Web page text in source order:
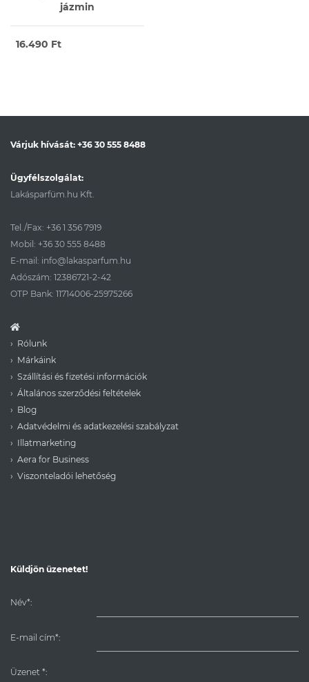
jázmin
16.490 Ft
Várjuk hívását: +36 30 555 8488
Ügyfélszolgálat:
Lakásparfüm.hu Kft.
Tel./Fax: +36 1 356 7919
Mobil: +36 30 555 8488
E-mail: info@lakasparfum.hu
Adószám: 12386721-2-42
OTP Bank: 11714006-25975266
Rólunk
Márkáink
Szállítási és fizetési információk
Általános szerződési feltételek
Blog
Adatvédelmi és adatkezelési szabályzat
Illatmarketing
Aera for Business
Viszonteladói lehetőség
Küldjön üzenetet!
Név*:
E-mail cím*:
Üzenet *: